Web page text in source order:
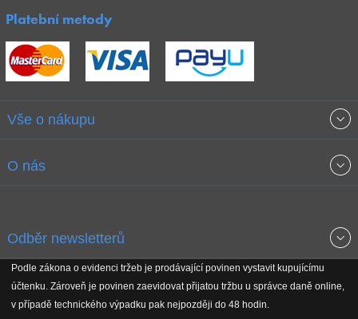
Platební metody
Vše o nákupu
Obchodní podmínky
Reklamační řád
O nás
Koho podporujeme
Odběr newsletterů
Podle zákona o evidenci tržeb je prodávající povinen vystavit kupujícímu
účtenku. Zároveň je povinen zaevidovat přijatou tržbu u správce daně online,
v případě technického výpadku pak nejpozději do 48 hodin.